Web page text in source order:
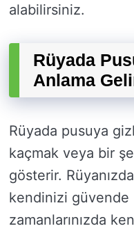
alabilirsiniz.
Rüyada
Anlama
Rüyada pusuya
kaçmak veya bir
gösterir.
kendinizi güvende
zamanlarınızda